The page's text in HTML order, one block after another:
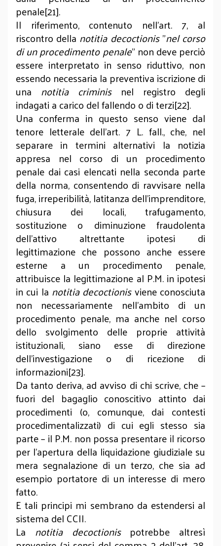
penale[21].
Il riferimento, contenuto nell’art. 7, al
riscontro della notitia decoctionis"nel corso
di un procedimento penale" non deve perciò
essere interpretato in senso riduttivo, non
essendo necessaria la preventiva iscrizione di
una notitia criminisnel registro degli
indagati a carico del fallendo o di terzi[22].
Una conferma in questo senso viene dal
tenore letterale dell’art. 7 L. fall., che, nel
separare in termini alternativi la notizia
appresa nel corso di un procedimento
penale dai casi elencati nella seconda parte
della norma, consentendo di ravvisare nella
fuga, irreperibilità, latitanza dell'imprenditore,
chiusura dei locali, trafugamento,
sostituzione o diminuzione fraudolenta
dell'attivo altrettante ipotesi di
legittimazione che possono anche essere
esterne a un procedimento penale,
attribuisce la legittimazione al P.M. in ipotesi
in cui la notitia decoctionisviene conosciuta
non necessariamente nell'ambito di un
procedimento penale, ma anche nel corso
dello svolgimento delle proprie attività
istituzionali, siano esse di direzione
dell'investigazione o di ricezione di
informazioni[23].
Da tanto deriva, ad avviso di chi scrive, che –
fuori del bagaglio conoscitivo attinto dai
procedimenti (o, comunque, dai contesti
procedimentalizzati) di cui egli stesso sia
parte – il P.M. non possa presentare il ricorso
per l’apertura della liquidazione giudiziale su
mera segnalazione di un terzo, che sia ad
esempio portatore di un interesse di mero
fatto.
E tali principi mi sembrano da estendersi al
sistema del CCII.
La notitia decoctionispotrebbe altresì